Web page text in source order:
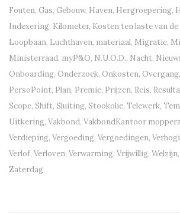
Fouten, Gas, Gebouw, Haven, Hergroepering,
Indexering, Kilometer, Kosten ten laste van
Loopbaan, Luchthaven, materiaal, Migratie,
Ministerraad, myP&O, N.U.O.D., Nacht,
Onboarding, Onderzoek, Onkosten, Overgang,
PersoPoint, Plan, Premie, Prijzen, Reis,
Scope, Shift, Sluiting, Stookolie, Telewerk,
Uitkering, Vakbond, VakbondKantoor
Verdieping, Vergoeding, Vergoedingen,
Verlof, Verloven, Verwarming, Vrijwillig, Welzijn,
Zaterdag